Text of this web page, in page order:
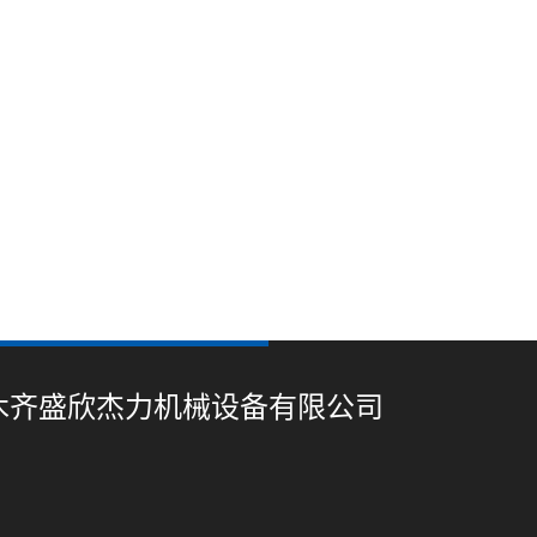
齐盛欣杰力机械设备有限公司